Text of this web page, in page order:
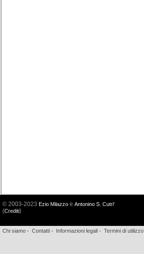
© 2003-2023 Ezio Milazzo e Antonino S. Cutri'
(Crediti)
Chi siamo - Contatti - Informazioni legali - Termini di utilizzo